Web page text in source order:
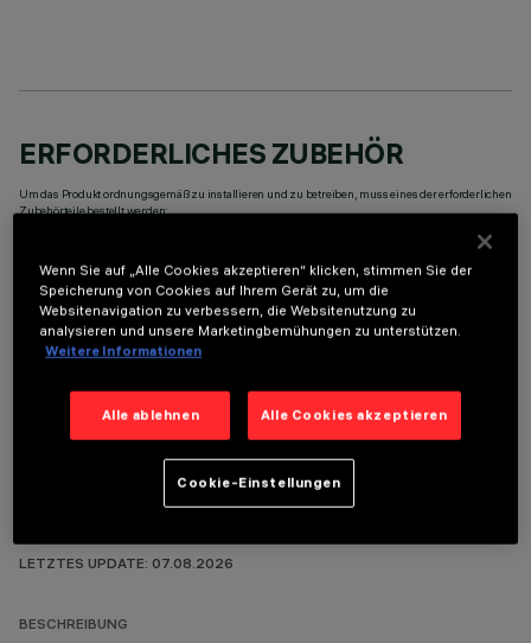
ERFORDERLICHES ZUBEHÖR
Um das Produkt ordnungsgemäß zu installieren und zu betreiben, muss eines der erforderlichen
Zubehörteile bestellt werden:
OPTIONALE KOMPONENTEN
LETZTES UPDATE: 07.08.2026
BESCHREIBUNG
Wenn Sie auf „Alle Cookies akzeptieren“ klicken, stimmen Sie der
Speicherung von Cookies auf Ihrem Gerät zu, um die
Websitenavigation zu verbessern, die Websitenutzung zu
analysieren und unsere Marketingbemühungen zu unterstützen.
Weitere Informationen
Alle ablehnen Alle Cookies akzeptieren
Cookie-Einstellungen